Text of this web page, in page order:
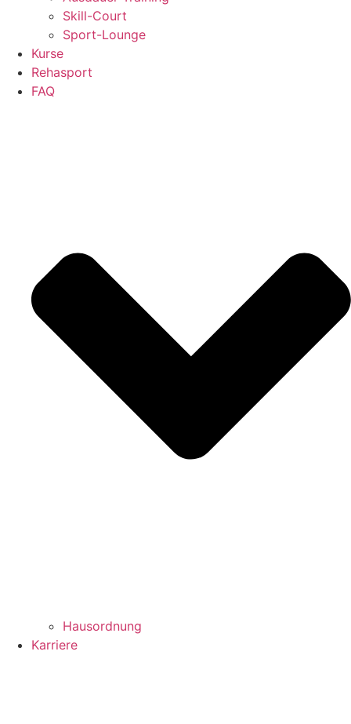
Skill-Court
Sport-Lounge
Kurse
Rehasport
FAQ
Hausordnung
Karriere